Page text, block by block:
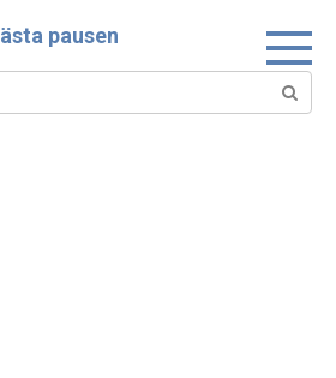
pausen